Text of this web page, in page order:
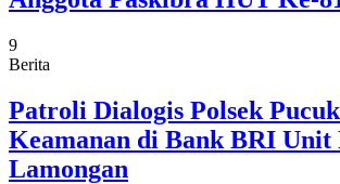
9
Berita
Patroli Dialogis Polsek
Keamanan di Bank BRI Unit
Lamongan